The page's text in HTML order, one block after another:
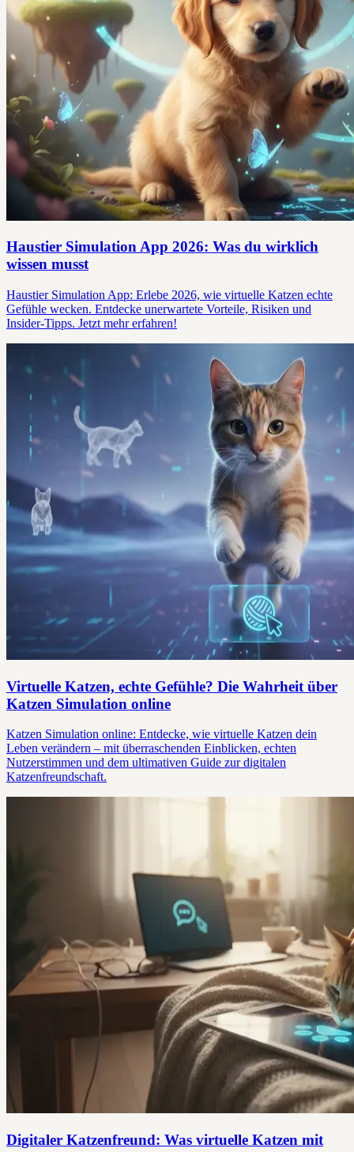
Haustier Simulation App 2026: Was du wirklich
wissen musst
Haustier Simulation App: Erlebe 2026, wie virtuelle Katzen echte
Gefühle wecken. Entdecke unerwartete Vorteile, Risiken und
Insider-Tipps. Jetzt mehr erfahren!
Virtuelle Katzen, echte Gefühle? Die Wahrheit über
Katzen Simulation online
Katzen Simulation online: Entdecke, wie virtuelle Katzen dein
Leben verändern – mit überraschenden Einblicken, echten
Nutzerstimmen und dem ultimativen Guide zur digitalen
Katzenfreundschaft.
Digitaler Katzenfreund: Was virtuelle Katzen mit